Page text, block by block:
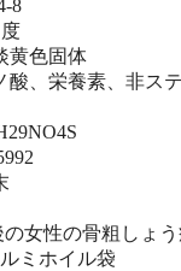
8
黄色固体
、栄養素、非ス
女性の骨粗しょ
ミホイル袋